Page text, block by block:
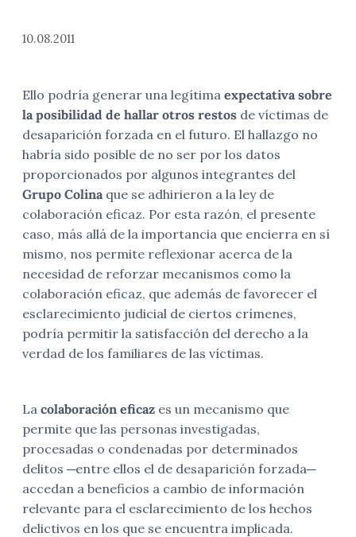
10.08.2011
Ello podría generar una legítima expectativa sobre
la posibilidad de hallar otros restos de víctimas de
desaparición forzada en el futuro. El hallazgo no
habría sido posible de no ser por los datos
proporcionados por algunos integrantes del
Grupo Colina que se adhirieron a la ley de
colaboración eficaz. Por esta razón, el presente
caso, más allá de la importancia que encierra en sí
mismo, nos permite reflexionar acerca de la
necesidad de reforzar mecanismos como la
colaboración eficaz, que además de favorecer el
esclarecimiento judicial de ciertos crímenes,
podría permitir la satisfacción del derecho a la
verdad de los familiares de las víctimas.
La colaboración eficaz es un mecanismo que
permite que las personas investigadas,
procesadas o condenadas por determinados
delitos ─entre ellos el de desaparición forzada─
accedan a beneficios a cambio de información
relevante para el esclarecimiento de los hechos
delictivos en los que se encuentra implicada.